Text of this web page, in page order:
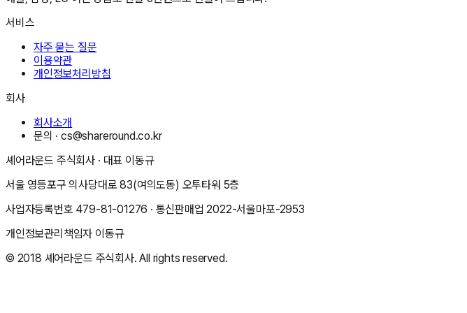
서비스
자주 묻는 질문
이용약관
개인정보처리방침
회사
회사소개
문의 ·cs@shareround.co.kr
셰어라운드 주식회사 · 대표 이동규
서울 영등포구 의사당대로 83(여의도동) 오투타워 5층
사업자등록번호 479-81-01276 · 통신판매업2022-서울마포-2953
개인정보관리책임자 이동규
© 2018 셰어라운드 주식회사. All rights reserved.